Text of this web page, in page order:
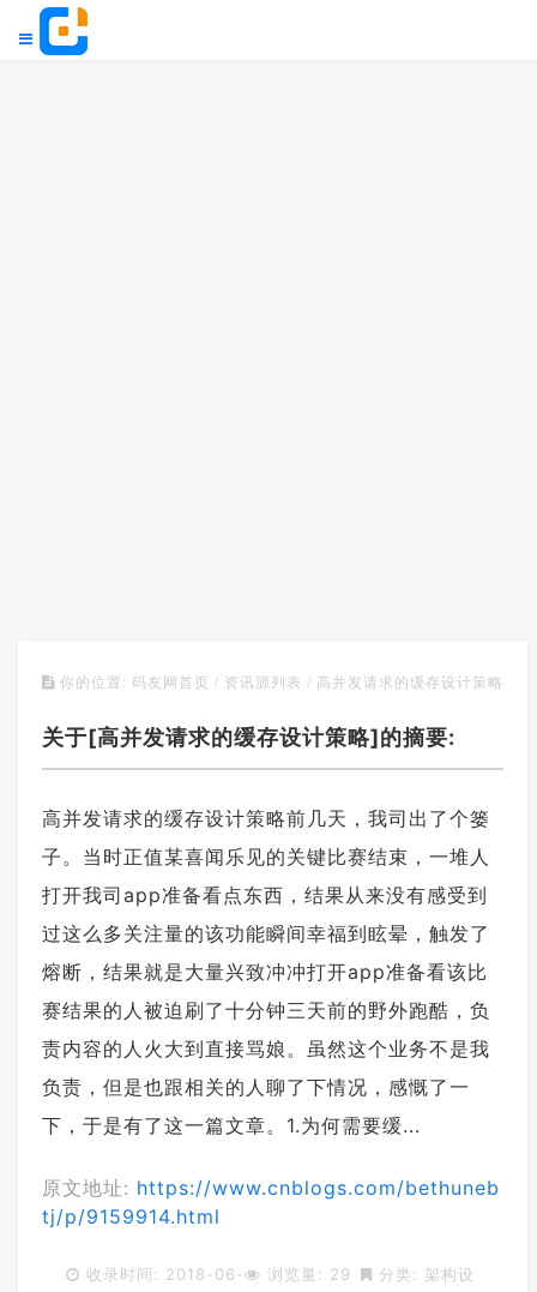
你的位置: 码友网首页 / 资讯源列表 / 高并发请求的缓存设计策略
关于[高并发请求的缓存设计策略]的摘要:
高并发请求的缓存设计策略前几天，我司出了个篓
子。当时正值某喜闻乐见的关键比赛结束，一堆人
打开我司app准备看点东西，结果从来没有感受到
过这么多关注量的该功能瞬间幸福到眩晕，触发了
熔断，结果就是大量兴致冲冲打开app准备看该比
赛结果的人被迫刷了十分钟三天前的野外跑酷，负
责内容的人火大到直接骂娘。虽然这个业务不是我
负责，但是也跟相关的人聊了下情况，感慨了一
下，于是有了这一篇文章。1.为何需要缓...
原文地址: https://www.cnblogs.com/bethuneb
tj/p/9159914.html
收录时间: 2018-06-
浏览量: 29
分类: 架构设